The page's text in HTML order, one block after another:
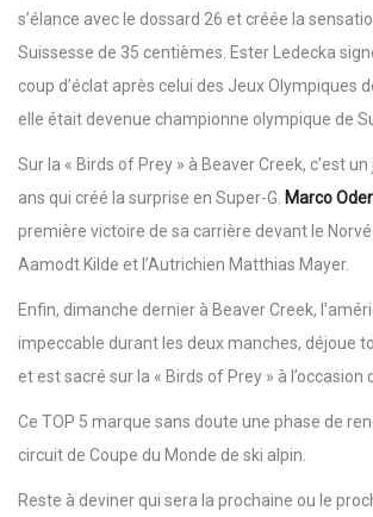
s’élance avec le dossard 26 et créée la
Suissesse de 35 centièmes. Ester Ledecka
coup d’éclat après celui des Jeux Olympiques
elle était devenue championne olympique de
Sur la « Birds of Prey » à Beaver Creek, c’est
ans qui créé la surprise en Super-G. Marco
première victoire de sa carrière devant le
Aamodt Kilde et l’Autrichien Matthias Mayer.
Enfin, dimanche dernier à Beaver Creek,
impeccable durant les deux manches, déjoue
et est sacré sur la « Birds of Prey » à l’occasion
Ce TOP 5 marque sans doute une phase de
circuit de Coupe du Monde de ski alpin.
Reste à deviner qui sera la prochaine ou le